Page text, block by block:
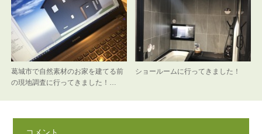
葛城市で自然素材のお家を建てる前
の現地調査に行ってきました！…
ショールームに行ってきました！
コメント